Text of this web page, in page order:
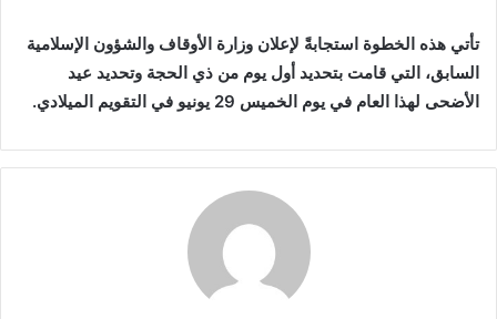
تأتي هذه الخطوة استجابةً لإعلان وزارة الأوقاف والشؤون الإسلامية
السابق، التي قامت بتحديد أول يوم من ذي الحجة وتحديد عيد
الأضحى لهذا العام في يوم الخميس 29 يونيو في التقويم الميلادي.